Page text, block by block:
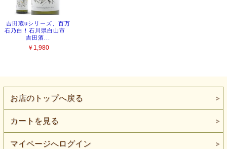
お店のトップへ戻る
カートを見る
マイページへログイン